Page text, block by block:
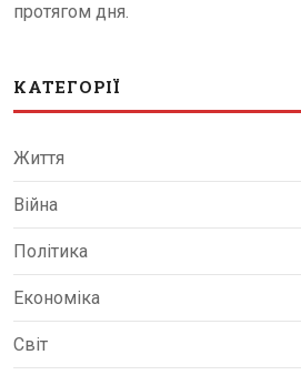
протягом дня.
КАТЕГОРІЇ
Життя
Війна
Політика
Економіка
Світ